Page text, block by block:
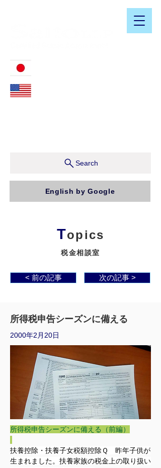
English by Google
Search
Topics
税金相談室
< 前の記事 次の記事 >
所得税申告シーズンに備える
2000年2月20日
所得税申告シーズンに備える（前編）
扶養控除・扶養子女税額控除Ｑ　昨年子供が
生まれました。扶養家族の税金上の取り扱い